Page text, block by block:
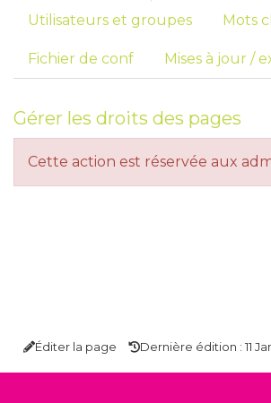
Utilisateurs et groupes Mots
Fichier de conf Mises à jour /
Gérer les droits des pages
Cette action est réservée aux
Éditer la page Dernière édition : 11